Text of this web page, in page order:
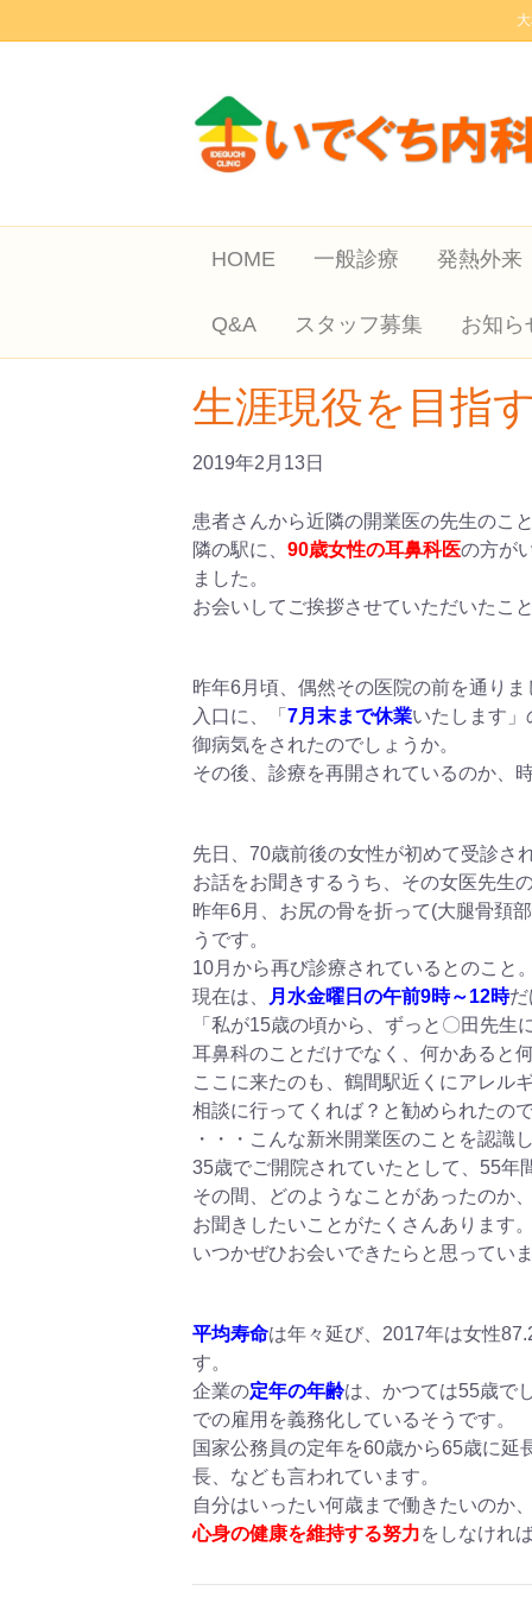
HOME 一般診療 発熱外来
Q&A スタッフ募集 お知ら
生涯現役を目指
2019年2月13日
患者さんから近隣の開業医の先生のこ
隣の駅に、 90歳女性の耳鼻科医の方が
ました。
お会いしてご挨拶させていただいたこ
昨年6月頃、偶然その医院の前を通りま
入口に、「 7月末まで休業いたします」
御病気をされたのでしょうか。
その後、診療を再開されているのか、
先日、70歳前後の女性が初めて受診さ
お話をお聞きするうち、その女医先生
昨年6月、お尻の骨を折って(大腿骨頚
うです。
10月から再び診療されているとのこと。
現在は、
月水金曜日の午前9時～12時だ
「私が15歳の頃から、ずっと〇田先生
耳鼻科のことだけでなく、何かあると
ここに来たのも、鶴間駅近くにアレル
相談に行ってくれば？と勧められたので
・・・こんな新米開業医のことを認識
35歳でご開院されていたとして、55年
その間、どのようなことがあったのか
お聞きしたいことがたくさんあります。
いつかぜひお会いできたらと思っていま
平均寿命は年々延び、2017年は女性
す。
企業の定年の年齢は、かつては55歳で
での雇用を義務化しているそうです。
国家公務員の定年を60歳から65歳に延
長、なども言われています。
自分はいったい何歳まで働きたいのか
心身の健康を維持する努力をしなけれ